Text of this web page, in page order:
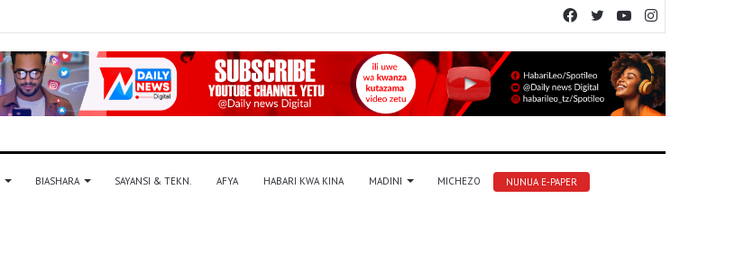
YouTube
Twitter
Facebook
BIASHARA SAYANSI & TEKN. AFYA HABARI KWA KINA MADINI MICHEZO NUNUA E-PAPER